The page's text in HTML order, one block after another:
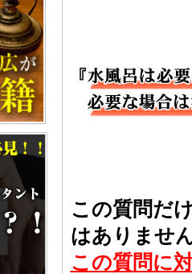
この質問だ
はありませ
この質問に